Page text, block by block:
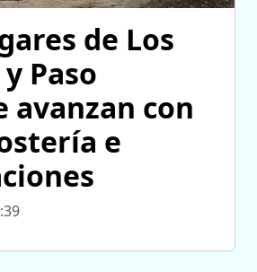
de Los
Paso
avanzan con
e